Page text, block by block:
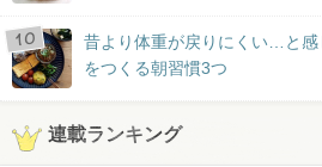
昔より体重が戻りにくい…と感
をつくる朝習慣3つ
連載ランキング